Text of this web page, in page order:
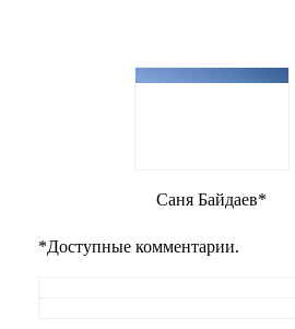
Саня Байдаев*
*Доступные комментарии.